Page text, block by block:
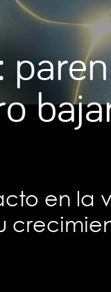
en la